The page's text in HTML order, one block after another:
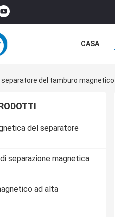
CASA
separatore del tamburo magnetico
del separatore
separazione magnetica
ad alta